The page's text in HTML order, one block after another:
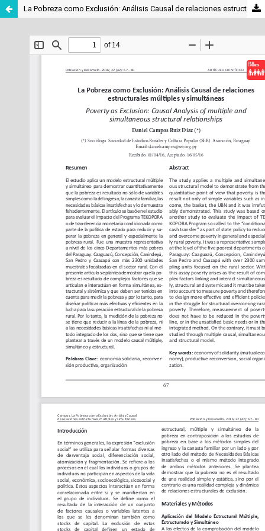
La Pobreza como Exclusión: Análisis Causal de relaciones estructurales múltiples y simultáneas